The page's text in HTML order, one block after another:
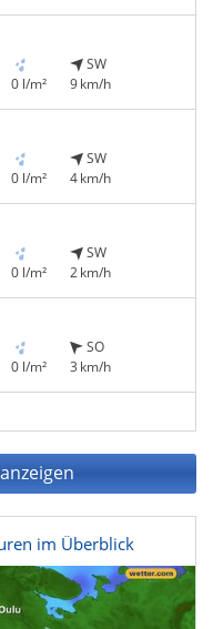
0 l/m²
SW
9 km/h
0 l/m²
SW
4 km/h
0 l/m²
SW
2 km/h
0 l/m²
SO
3 km/h
im Überblick